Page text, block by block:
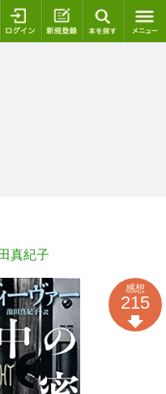
ログイン 新規登録
真紀子
感想
215